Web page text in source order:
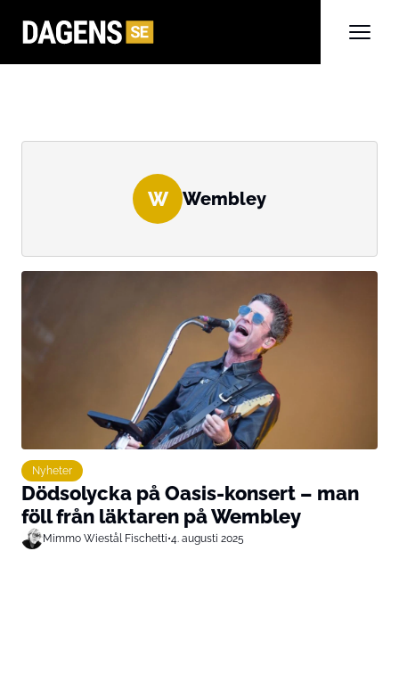
W Wembley
Nyheter
Dödsolycka på Oasis-konsert – man
föll från läktaren på Wembley
Mimmo Wiestål Fischetti•4. augusti 2025